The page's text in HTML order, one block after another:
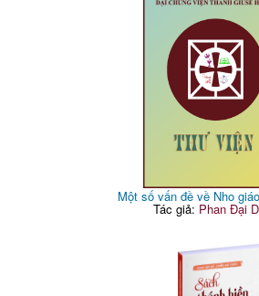
Một số vấn đề về Nho
Tác giả: Phan Đại